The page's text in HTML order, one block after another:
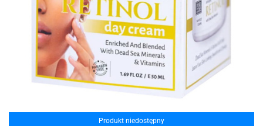
Produkt niedostępny